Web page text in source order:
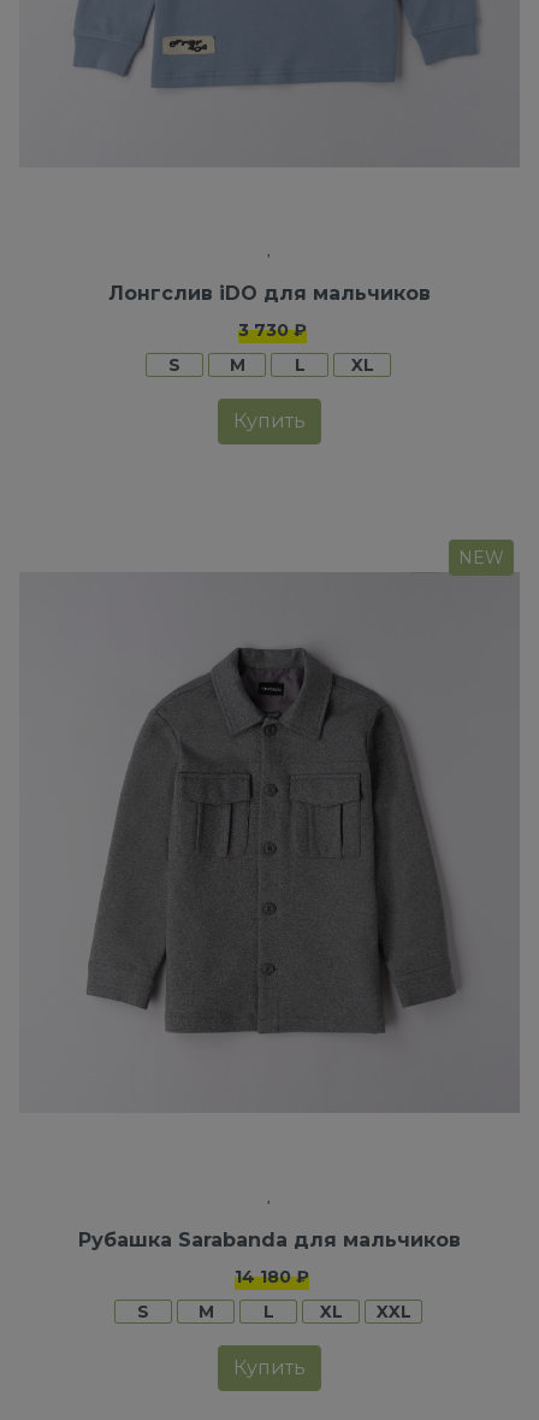
Лонгслив iDO для мальчиков
3 730 ₽
S
M L XL
Купить
NEW
Рубашка Sarabanda для мальчиков
14 180 ₽
S
M L XL XXL
Купить